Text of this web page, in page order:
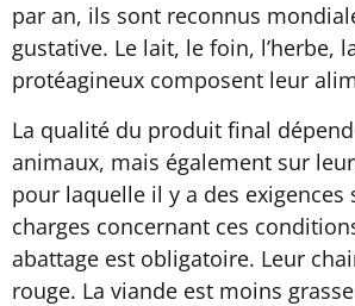
par an, ils sont reconnus
gustative. Le lait, le foin, l’herbe,
protéagineux composent leur
La qualité du produit final
animaux, mais également sur
pour laquelle il y a des
charges concernant ces
abattage est obligatoire. Leur
rouge. La viande est moins